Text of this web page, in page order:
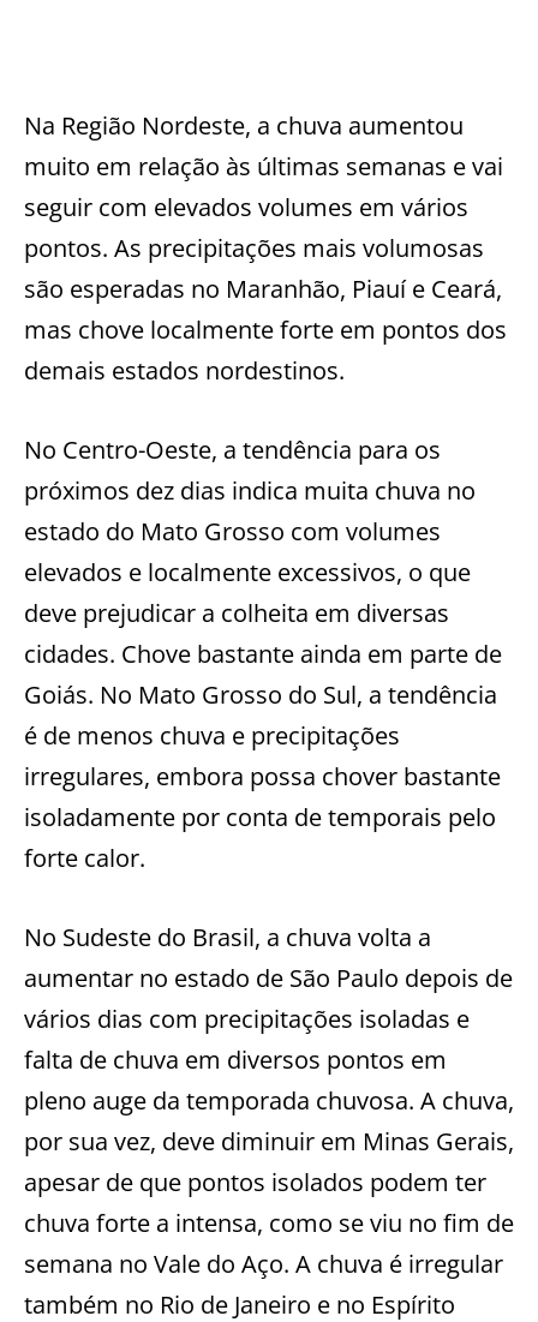
Na Região Nordeste, a chuva aumentou
muito em relação às últimas semanas e vai
seguir com elevados volumes em vários
pontos. As precipitações mais volumosas
são esperadas no Maranhão, Piauí e Ceará,
mas chove localmente forte em pontos dos
demais estados nordestinos.
No Centro-Oeste, a tendência para os
próximos dez dias indica muita chuva no
estado do Mato Grosso com volumes
elevados e localmente excessivos, o que
deve prejudicar a colheita em diversas
cidades. Chove bastante ainda em parte de
Goiás. No Mato Grosso do Sul, a tendência
é de menos chuva e precipitações
irregulares, embora possa chover bastante
isoladamente por conta de temporais pelo
forte calor.
No Sudeste do Brasil, a chuva volta a
aumentar no estado de São Paulo depois de
vários dias com precipitações isoladas e
falta de chuva em diversos pontos em
pleno auge da temporada chuvosa. A chuva,
por sua vez, deve diminuir em Minas Gerais,
apesar de que pontos isolados podem ter
chuva forte a intensa, como se viu no fim de
semana no Vale do Aço. A chuva é irregular
também no Rio de Janeiro e no Espírito